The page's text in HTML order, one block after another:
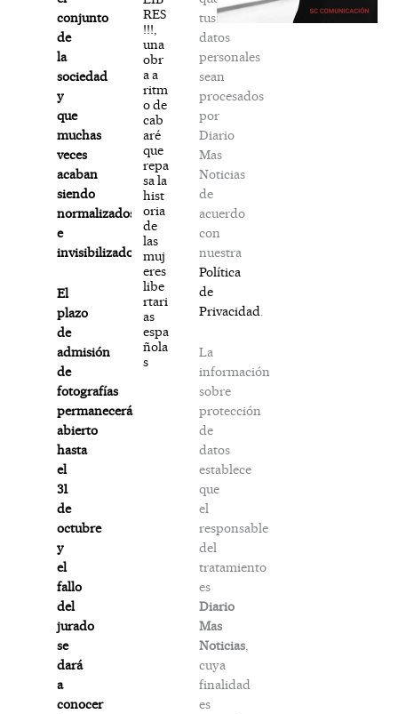
conjunto
de
la
sociedad
y
que
muchas
veces
acaban
siendo
normalizados
e
invisibilizados
El
plazo
de
admisión
de
fotografías
permanecerá
abierto
hasta
el
31
de
octubre
y
el
fallo
del
jurado
se
dará
a
conocer
RES
!!!,
una
obr
a a
ritm
o de
cab
aré
que
repa
sa la
hist
oria
de
las
muj
eres
libe
rtari
as
espa
ñola
s
tus
datos
personales
sean
procesados
por
Diario
Mas
Noticias
de
acuerdo
con
nuestra
Política
de
Privacidad
La
información
sobre
protección
de
datos
establece
que
el
responsable
del
tratamiento
es
Diario
Mas
Noticias,
cuya
finalidad
es